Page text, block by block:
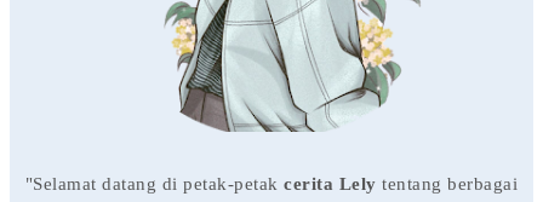
"Selamat datang di petak-petakcerita Lely tentang berbagai